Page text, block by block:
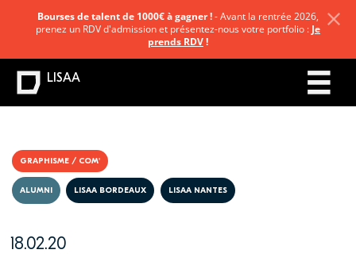
GRAPHISME / COM'
18.02.20
ALUMNI LISAA BORDEAUX LISAA NANTES
Bourses de talent de 1000€ à gagner !- Avant la rentrée 2026,
prenez un RDV d'admission et présentez-nous votre portfolio : Je
prends RDV!
LISAA